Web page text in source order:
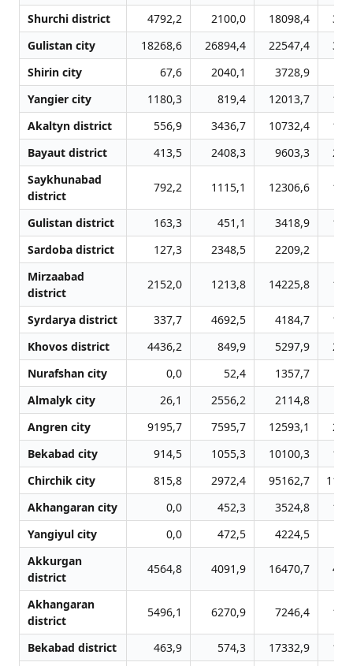
Shurchi district 4792,2 2100,0 18098,4
Gulistan city
18268,6 26894,4 22547,4
Shirin city
67,6 2040,1 3728,9
Yangier city
1180,3 819,4 12013,7
Akaltyn district
556,9 3436,7 10732,4
Bayaut district
413,5 2408,3 9603,3
Saykhunabad
district
792,2 1115,1 12306,6
Gulistan district 163,3 451,1 3418,9
Sardoba district
127,3 2348,5 2209,2
Mirzaabad
district
2152,0 1213,8 14225,8
Syrdarya district 337,7 4692,5 4184,7
Khovos district
4436,2 849,9 5297,9
Nurafshan city
0,0 52,4 1357,7
Almalyk city
26,1 2556,2 2114,8
Angren city
9195,7 7595,7 12593,1
Bekabad city
914,5 1055,3 10100,3
Chirchik city
815,8 2972,4 95162,7
Akhangaran city
0,0 452,3 3524,8
Yangiyul city
0,0 472,5 4224,5
Akkurgan
district
4564,8 4091,9 16470,7
Akhangaran
district
5496,1 6270,9 7246,4
Bekabad district 463,9 574,3 17332,9